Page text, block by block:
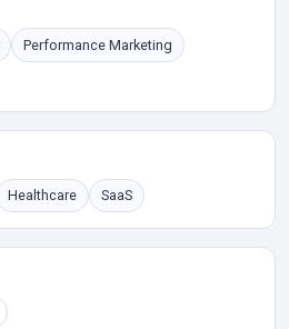
Performance Marketing
Healthcare SaaS